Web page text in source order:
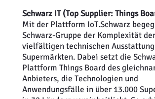
Schwarz IT(Top Supplier: Things
Mit der Plattform IoT.Schwarz
Schwarz-Gruppe der Komplexität der
vielfältigen technischen
Supermärkten. Dabei setzt die
Plattform Things Board des
Anbieters, die Technologien und
Anwendungsfälle in über 13.000